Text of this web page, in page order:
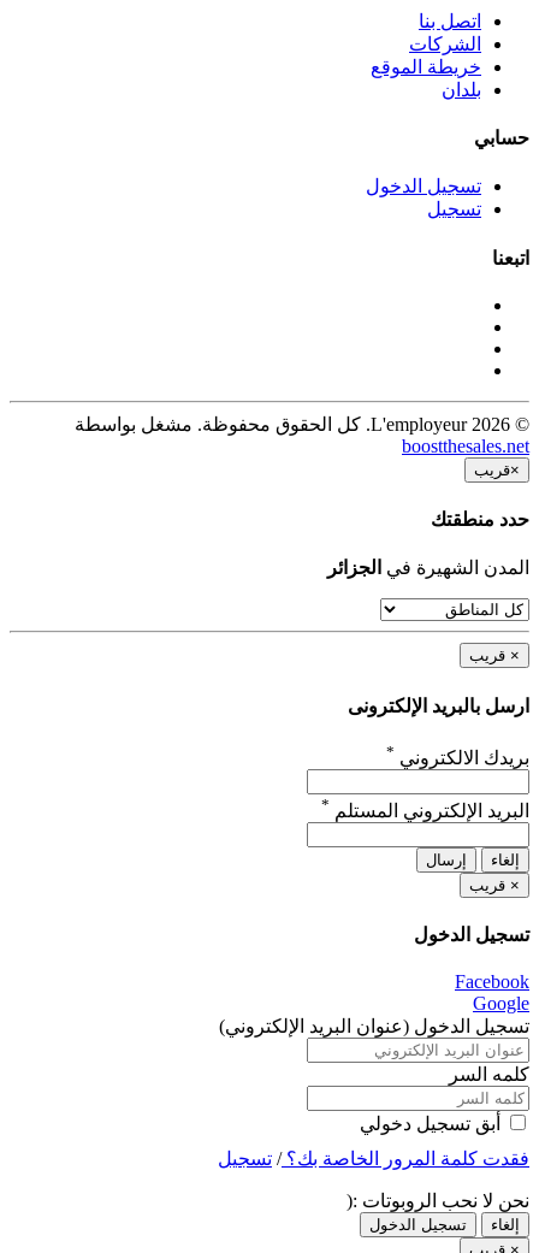
اتصل بنا
الشركات
خريطة الموقع
بلدان
حسابي
تسجيل الدخول
تسجيل
اتبعنا
© 2026 L'employeur. كل الحقوق محفوظة. مشغل بواسطة
boostthesales.net
×قريب
حدد منطقتك
المدن الشهيرة في الجزائر
× قريب
ارسل بالبريد الإلكترونى
بريدك الالكتروني *
البريد الإلكتروني المستلم *
إلغاء
إرسال
× قريب
تسجيل الدخول
Facebook
Google
تسجيل الدخول (عنوان البريد الإلكتروني)
كلمه السر
أبق تسجيل دخولي
فقدت كلمة المرور الخاصة بك؟/ تسجيل
نحن لا نحب الروبوتات :(
إلغاء
تسجيل الدخول